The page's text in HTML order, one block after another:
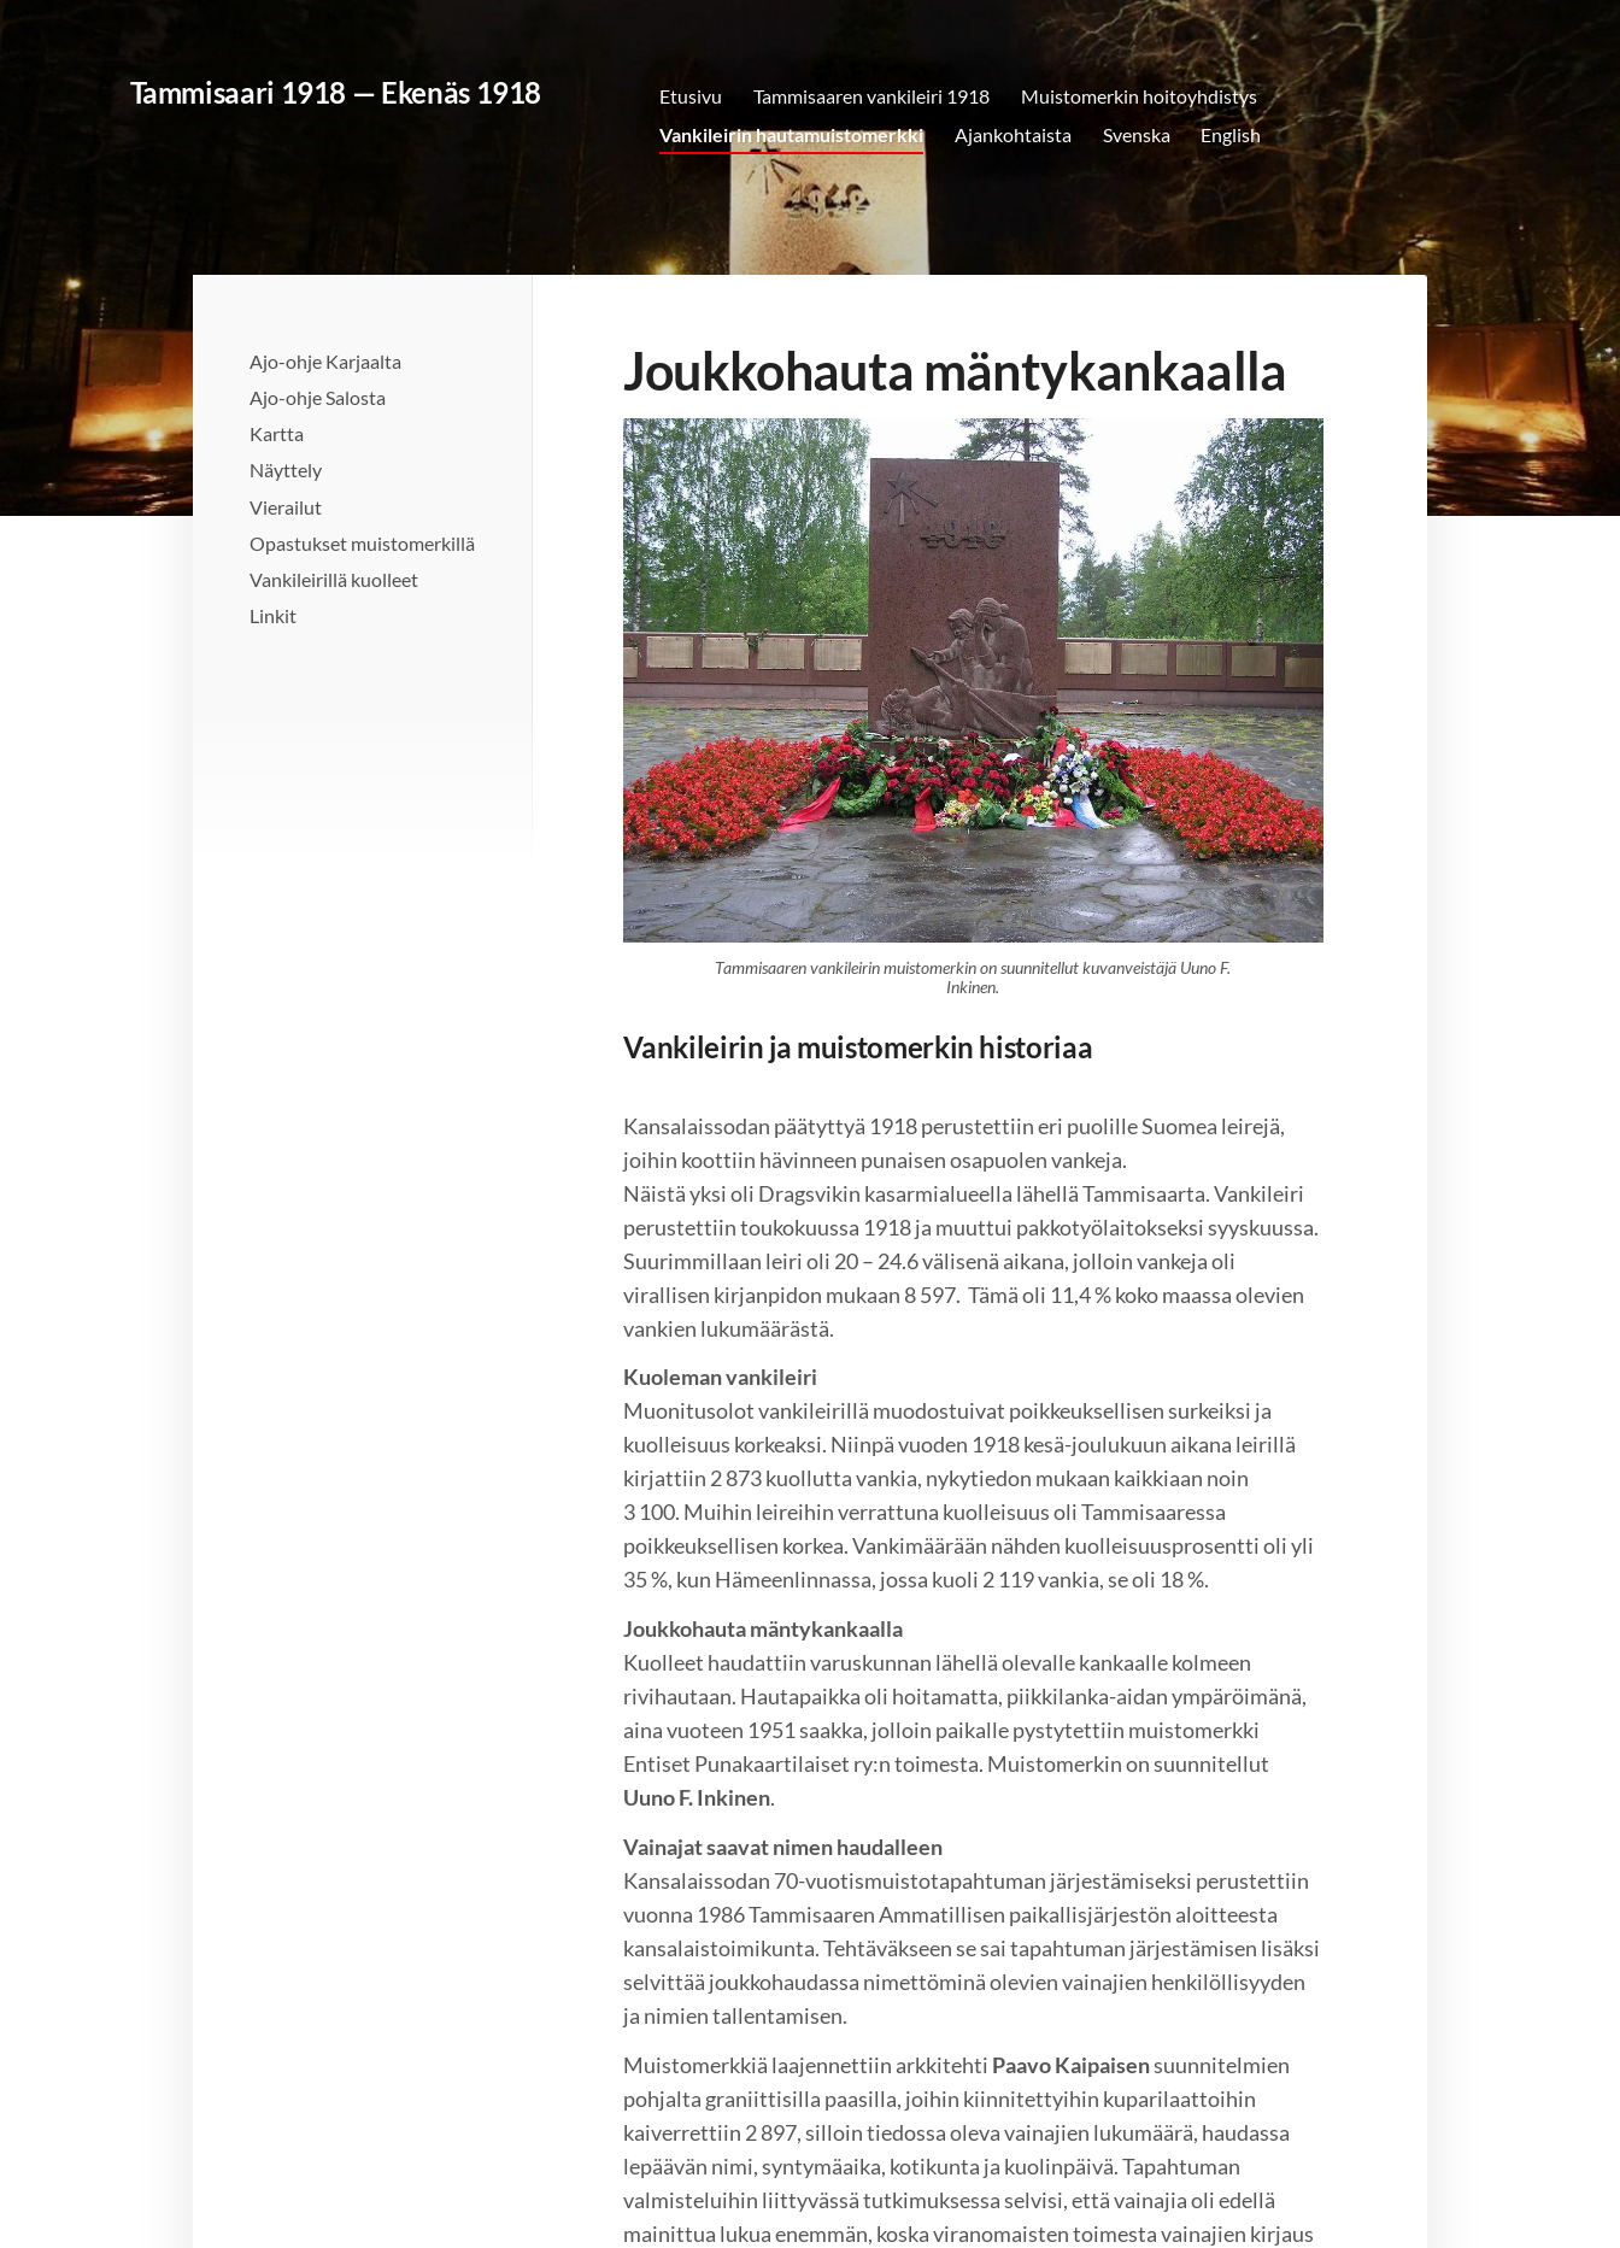
Tammisaari 1918 — Ekenäs 1918 Etusivu Tammisaaren vankileiri 1918
Muistomerkin hoitoyhdistys
Vankileirin hautamuistomerkki
Ajankohtaista Svenska English
Ajo-ohje Karjaalta
Ajo-ohje Salosta
Kartta
Näyttely
Vierailut
Opastukset muistomerkillä
Vankileirillä kuolleet
Linkit
Joukkohauta mäntykankaalla
Tammisaaren vankileirin muistomerkin on suunnitellut kuvanveistäjä Uuno F.
Inkinen.
Vankileirin ja muistomerkin historiaa
Kansalaissodan päätyttyä 1918 perustettiin eri puolille Suomea leirejä,
joihin koottiin hävinneen punaisen osapuolen vankeja.
Näistä yksi oli Dragsvikin kasarmialueella lähellä Tammisaarta. Vankileiri
perustettiin toukokuussa 1918 ja muuttui pakkotyölaitokseksi syyskuussa.
Suurimmillaan leiri oli 20 – 24.6 välisenä aikana, jolloin vankeja oli
virallisen kirjanpidon mukaan 8 597. Tämä oli 11,4 % koko maassa olevien
vankien lukumäärästä.
Kuoleman vankileiri
Muonitusolot vankileirillä muodostuivat poikkeuksellisen surkeiksi ja
kuolleisuus korkeaksi. Niinpä vuoden 1918 kesä-joulukuun aikana leirillä
kirjattiin 2 873 kuollutta vankia, nykytiedon mukaan kaikkiaan noin
3 100. Muihin leireihin verrattuna kuolleisuus oli Tammisaaressa
poikkeuksellisen korkea. Vankimäärään nähden kuolleisuusprosentti oli yli
35 %, kun Hämeenlinnassa, jossa kuoli 2 119 vankia, se oli 18 %.
Joukkohauta mäntykankaalla
Kuolleet haudattiin varuskunnan lähellä olevalle kankaalle kolmeen
rivihautaan. Hautapaikka oli hoitamatta, piikkilanka-aidan ympäröimänä,
aina vuoteen 1951 saakka, jolloin paikalle pystytettiin muistomerkki
Entiset Punakaartilaiset ry:n toimesta. Muistomerkin on suunnitellut
Uuno F. Inkinen.
Vainajat saavat nimen haudalleen
Kansalaissodan 70-vuotismuistotapahtuman järjestämiseksi perustettiin
vuonna 1986 Tammisaaren Ammatillisen paikallisjärjestön aloitteesta
kansalaistoimikunta. Tehtäväkseen se sai tapahtuman järjestämisen lisäksi
selvittää joukkohaudassa nimettöminä olevien vainajien henkilöllisyyden
ja nimien tallentamisen.
Muistomerkkiä laajennettiin arkkitehti Paavo Kaipaisensuunnitelmien
pohjalta graniittisilla paasilla, joihin kiinnitettyihin kuparilaattoihin
kaiverrettiin 2 897, silloin tiedossa oleva vainajien lukumäärä, haudassa
lepäävän nimi, syntymäaika, kotikunta ja kuolinpäivä. Tapahtuman
valmisteluihin liittyvässä tutkimuksessa selvisi, että vainajia oli edellä
mainittua lukua enemmän, koska viranomaisten toimesta vainajien kirjaus